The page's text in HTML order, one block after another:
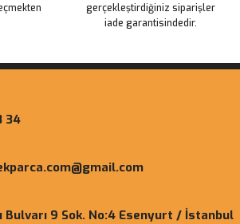
gerçekleştirdiğiniz siparişler
iade garantisindedir.
34
Bulvarı 9 Sok. No:4 Esenyurt / İstanbul